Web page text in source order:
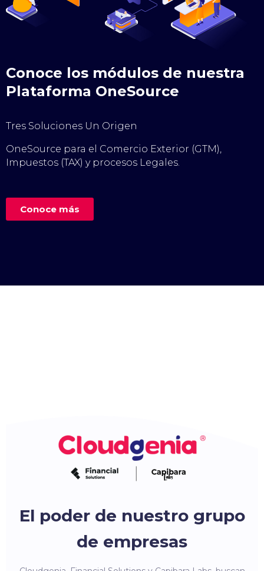
Conoce los módulos de nuestra
Plataforma OneSource
Tres Soluciones Un Origen
OneSource para el Comercio Exterior (GTM),
Impuestos (TAX) y procesos Legales.
Conoce más
El poder de nuestro grupo
de empresas